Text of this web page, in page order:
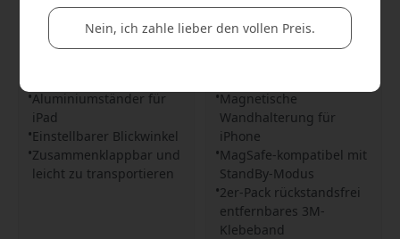
Ständer aus Aluminium
mit verstellbarem
Betrachtungswinkel und
Aluminiumständer für
iPad
Einstellbarer Blickwinkel
Zusammenklappbar und
leicht zu transportieren
MagSafe-Wandhalterung
für iPhone 12 und neuer,
2er-Pack für den StandBy-
Magnetische
Wandhalterung für
iPhone
MagSafe-kompatibel mit
StandBy-Modus
2er-Pack rückstandsfrei
entfernbares 3M-
Klebeband
Nein, ich zahle lieber den vollen Preis.